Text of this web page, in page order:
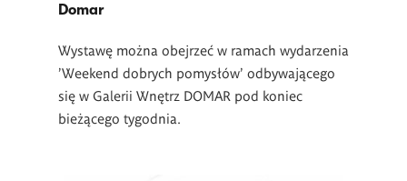
Domar
Wystawę można obejrzeć w ramach wydarzenia
'Weekend dobrych pomysłów' odbywającego
się w Galerii Wnętrz DOMAR pod koniec
bieżącego tygodnia.